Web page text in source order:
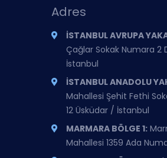
Adres
İSTANBUL AVRUPA
Çağlar Sokak Numara 2
İstanbul
İSTANBUL ANADOLU
Mahallesi Şehit Fethi
12 Üsküdar / İstanbul
MARMARA BÖLGE 1:
Mahallesi 1359 Ada